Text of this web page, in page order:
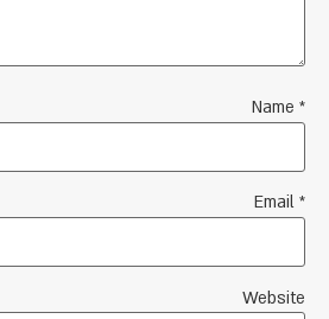
Name *
Email *
Website